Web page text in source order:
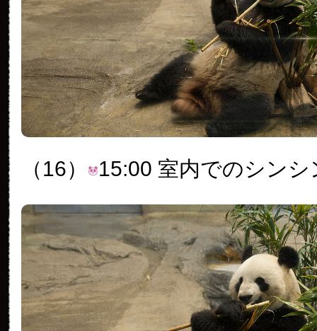
（16） 15:00 室内でのシンシ